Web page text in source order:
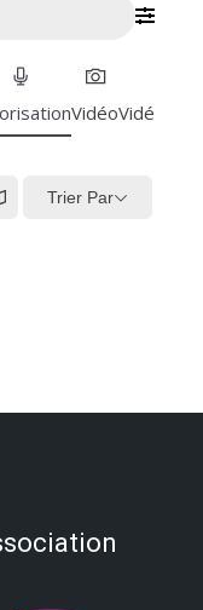
Vidéo
Trier Par